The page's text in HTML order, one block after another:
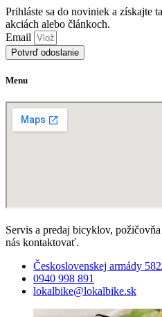
Prihláste sa do noviniek a získajte
akciách alebo článkoch.
Email
Potvrď odoslanie
Menu
Servis a predaj bicyklov,
nás kontaktovať.
Československej armády
0940 998 891
lokalbike@lokalbike.sk